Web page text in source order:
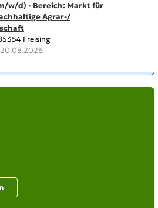
w/d) - Bereich: Markt für
Agrar-/
Freising